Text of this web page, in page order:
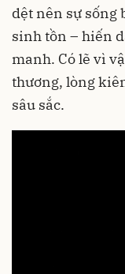
dệt nên sự sống
sinh tồn – hiến
manh. Có lẽ vì
thương, lòng
sâu sắc.